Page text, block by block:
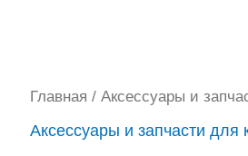
Главная / Аксессуары и
Аксессуары и запчасти для